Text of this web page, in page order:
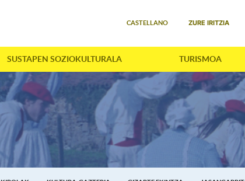
CASTELLANO ZURE IRITZIA
SUSTAPEN SOZIOKULTURALA TURISMOA